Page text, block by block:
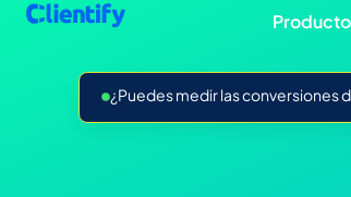
¿Puedes medir las conversiones